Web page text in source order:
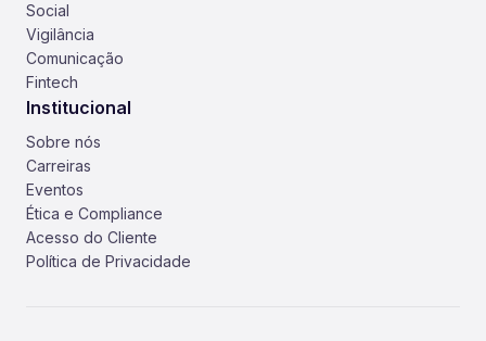
Social
Vigilância
Comunicação
Fintech
Institucional
Sobre nós
Carreiras
Eventos
Ética e Compliance
Acesso do Cliente
Política de Privacidade